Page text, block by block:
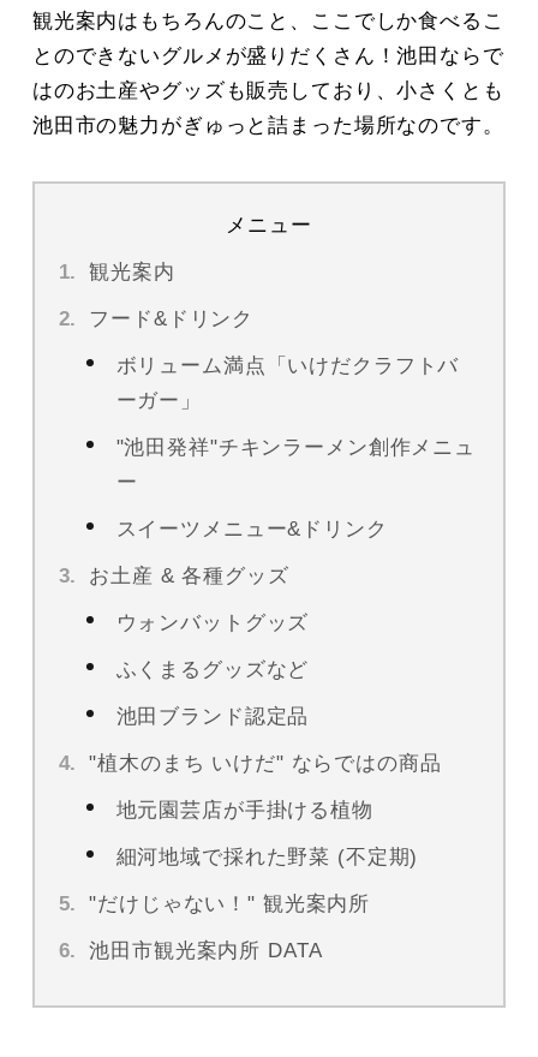
観光案内はもちろんのこと、ここでしか食べるこ
とのできないグルメが盛りだくさん！池田ならで
はのお土産やグッズも販売しており、小さくとも
池田市の魅力がぎゅっと詰まった場所なのです。
メニュー
観光案内
フード&ドリンク
ボリューム満点「いけだクラフトバ
ーガー」
"池田発祥"チキンラーメン創作メニュ
ー
スイーツメニュー&ドリンク
お土産 & 各種グッズ
ウォンバットグッズ
ふくまるグッズなど
池田ブランド認定品
"植木のまち いけだ" ならではの商品
地元園芸店が手掛ける植物
細河地域で採れた野菜 (不定期)
"だけじゃない！" 観光案内所
池田市観光案内所 DATA